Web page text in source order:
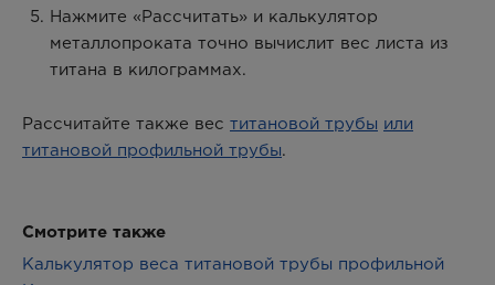
Нажмите «Рассчитать» и калькулятор
металлопроката точно вычислит вес листа из
титана в килограммах.
Рассчитайте также вес титановой трубы или
титановой профильной трубы.
Смотрите также
Калькулятор веса титановой трубы профильной